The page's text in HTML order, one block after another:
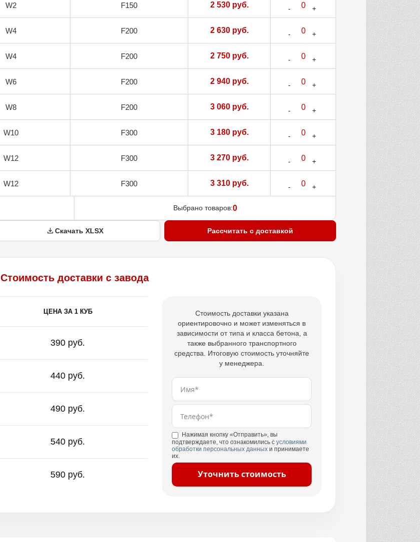
W2 F150 2 530 руб.
W4 F200 2 630 руб.
W4 F200 2 750 руб.
W6 F200 2 940 руб.
W8 F200 3 060 руб.
W10 F300 3 180 руб.
W12 F300 3 270 руб.
W12 F300 3 310 руб.
Выбрано товаров:0
Скачать XLSX Рассчитать с доставкой
Стоимость доставки с завода
ЦЕНА ЗА 1 КУБ
390 руб.
440 руб.
490 руб.
540 руб.
590 руб.
Стоимость доставки указана
ориентировочно и может изменяться в
зависимости от типа и класса бетона, а
также выбранного транспортного
средства. Итоговую стоимость уточняйте
у менеджера.
Нажимая кнопку «Отправить», вы
подтверждаете, что ознакомились с условиями
обработки персональных данных и принимаете
их.
Уточнить стоимость